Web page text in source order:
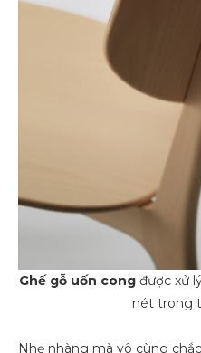
Ghế gỗ uốn cong được xử
nét trong
Nhẹ nhàng mà vô cùng